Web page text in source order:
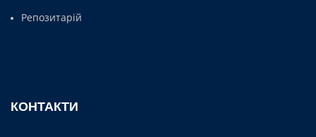
Репозитарій
КОНТАКТИ